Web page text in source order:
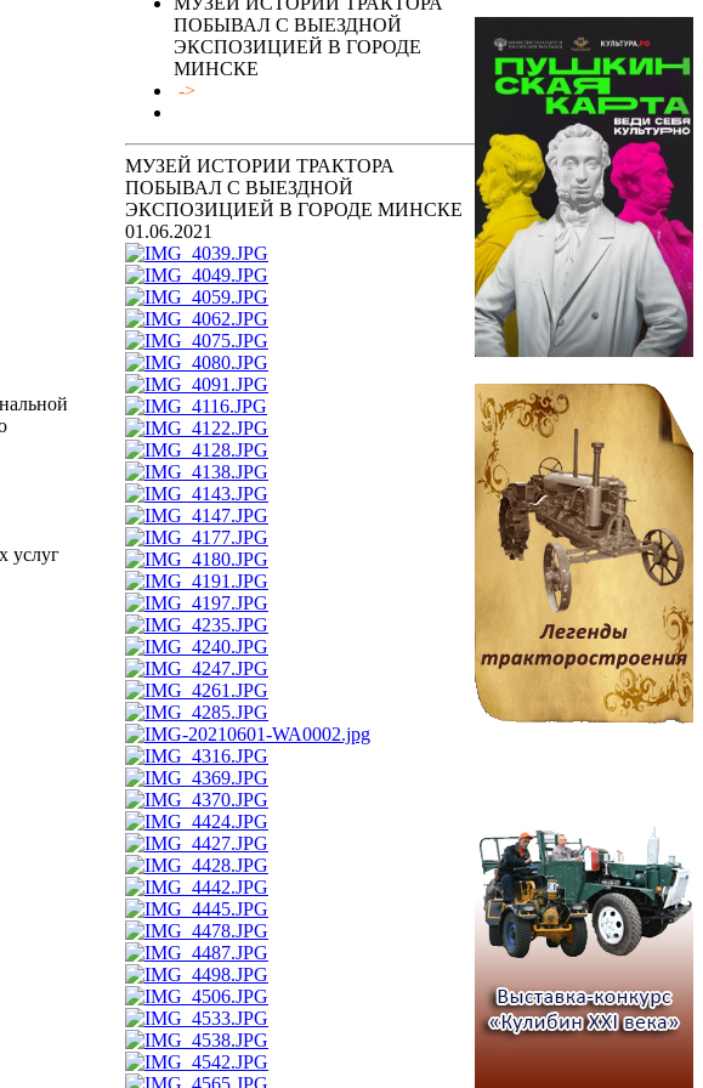
услуг
ПОБЫВАЛ С ВЫЕЗДНОЙ
ЭКСПОЗИЦИЕЙ В ГОРОДЕ
МИНСКЕ
->
МУЗЕЙ ИСТОРИИ ТРАКТОРА
ПОБЫВАЛ С ВЫЕЗДНОЙ
ЭКСПОЗИЦИЕЙ В ГОРОДЕ МИНСКЕ
01.06.2021